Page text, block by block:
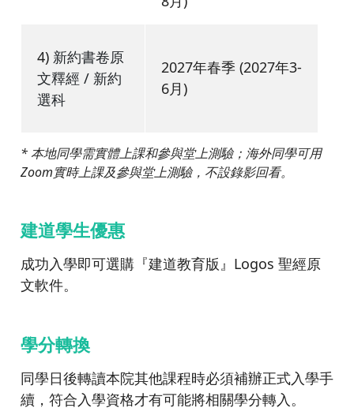
4) 新約書卷原
文釋經 / 新約
選科
2027年春季 (2027年3-
6月)
* 本地同學需實體上課和參與堂上測驗；海外同學可用
Zoom實時上課及參與堂上測驗，不設錄影回看。
建道學生優惠
成功入學即可選購『建道教育版』Logos 聖經原
文軟件。
學分轉換
同學日後轉讀本院其他課程時必須補辦正式入學手
續，符合入學資格才有可能將相關學分轉入。